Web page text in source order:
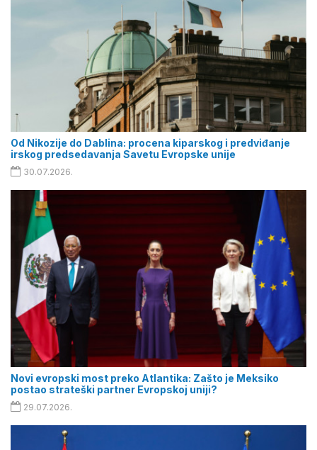
Od Nikozije do Dablina: procena kiparskog i predviđanje
irskog predsedavanja Savetu Evropske unije
30.07.2026.
Novi evropski most preko Atlantika: Zašto je Meksiko
postao strateški partner Evropskoj uniji?
29.07.2026.